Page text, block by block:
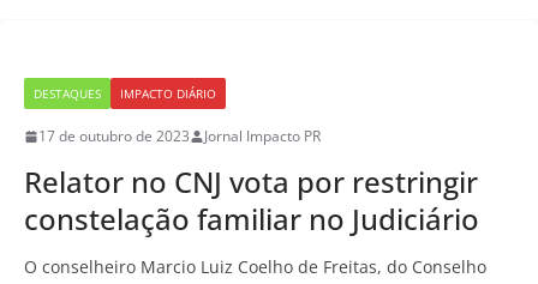
DESTAQUES IMPACTO DIÁRIO
17 de outubro de 2023 Jornal Impacto PR
Relator no CNJ vota por restringir
constelação familiar no Judiciário
O conselheiro Marcio Luiz Coelho de Freitas, do Conselho